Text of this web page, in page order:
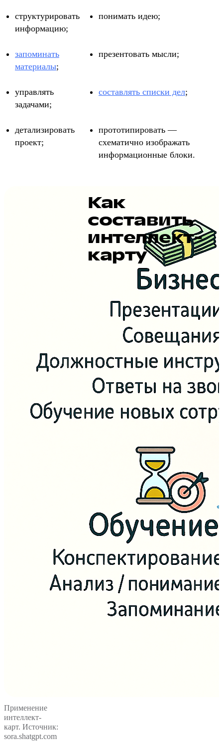
структурировать
информацию;
понимать идею;
запоминать
материалы;
презентовать мысли;
управлять
задачами;
составлять списки дел;
детализировать
проект;
прототипировать —
схематично изображать
информационные блоки.
Применение
интеллект-
карт. Источник:
sora.shatgpt.com
Как
составить
интеллект-
карту